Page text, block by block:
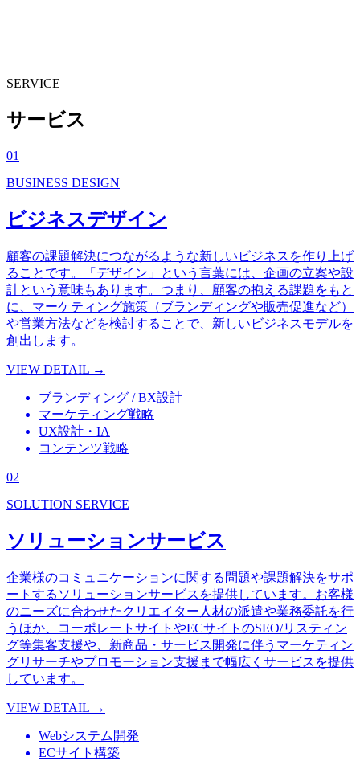
SERVICE
サービス
01
BUSINESS DESIGN
ビジネスデザイン
顧客の課題解決につながるような新しいビジネスを作り上げ
ることです。「デザイン」という言葉には、企画の立案や設
計という意味もあります。つまり、顧客の抱える課題をもと
に、マーケティング施策（ブランディングや販売促進など）
や営業方法などを検討することで、新しいビジネスモデルを
創出します。
VIEW DETAIL →
ブランディング / BX設計
マーケティング戦略
UX設計・IA
コンテンツ戦略
02
SOLUTION SERVICE
ソリューションサービス
企業様のコミュニケーションに関する問題や課題解決をサポ
ートするソリューションサービスを提供しています。お客様
のニーズに合わせたクリエイター人材の派遣や業務委託を行
うほか、コーポレートサイトやECサイトのSEO/リスティン
グ等集客支援や、新商品・サービス開発に伴うマーケティン
グリサーチやプロモーション支援まで幅広くサービスを提供
しています。
VIEW DETAIL →
Webシステム開発
ECサイト構築